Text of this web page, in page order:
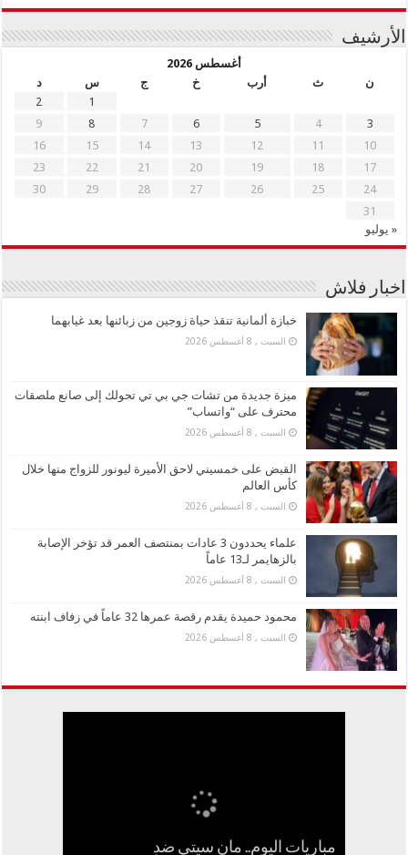
الأرشيف
أغسطس 2026
ن
ث أرب خ ج س
د
1
2
3
4
5
6
7
8
9
10
11
12
13
14
15
16
17
18
19
20
21
22
23
24
25
26
27
28
29
30
31
« يوليو
اخبار فلاش
خبازة ألمانية تنقذ حياة زوجين من زبائنها بعد غيابهما
السبت , 8 أغسطس 2026
ميزة جديدة من تشات جي بي تي تحولك إلى صانع ملصقات
محترف على “واتساب”
السبت , 8 أغسطس 2026
القبض على خمسيني لاحق الأميرة ليونور للزواج منها خلال
كأس العالم
السبت , 8 أغسطس 2026
علماء يحددون 3 عادات بمنتصف العمر قد تؤخر الإصابة
بالزهايمر لـ13 عاماً
السبت , 8 أغسطس 2026
محمود حميدة يقدم رقصة عمرها 32 عاماً في زفاف ابنته
السبت , 8 أغسطس 2026
مباريات اليوم.. مان سيتي ضد
ميزة جديدة من تشات جي بي تي تحولك